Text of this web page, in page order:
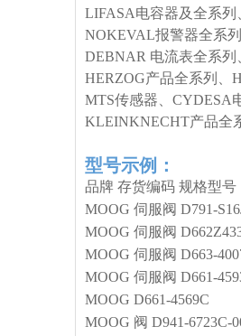
LIFASA电容器及全系
NOKEVAL报警器全系
DEBNAR 电流表全系
HERZOG产品全系列、
MTS传感器、CYDESA
KLEINKNECHT产品全
型号示例：
品牌 存货编码 规格型号
MOOG 伺服阀 D791-
MOOG 伺服阀
MOOG 伺服阀 D663-
MOOG 伺服阀 D661-
MOOG D661-4569C
MOOG 阀 D941-6723C-